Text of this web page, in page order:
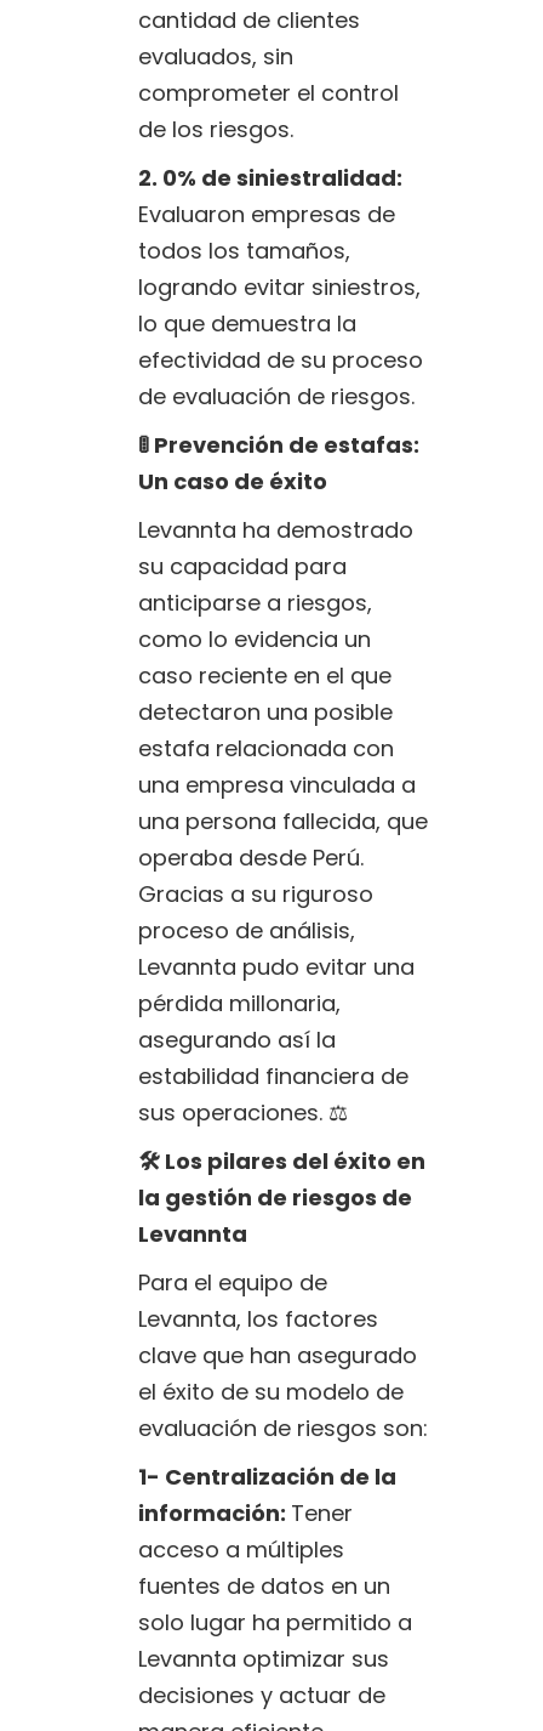
cantidad de clientes
evaluados, sin
comprometer el control
de los riesgos.
2. 0% de siniestralidad:
Evaluaron empresas de
todos los tamaños,
logrando evitar siniestros,
lo que demuestra la
efectividad de su proceso
de evaluación de riesgos.
🚦 Prevención de estafas:
Un caso de éxito
Levannta ha demostrado
su capacidad para
anticiparse a riesgos,
como lo evidencia un
caso reciente en el que
detectaron una posible
estafa relacionada con
una empresa vinculada a
una persona fallecida, que
operaba desde Perú.
Gracias a su riguroso
proceso de análisis,
Levannta pudo evitar una
pérdida millonaria,
asegurando así la
estabilidad financiera de
sus operaciones. ⚖️
🛠️ Los pilares del éxito en
la gestión de riesgos de
Levannta
Para el equipo de
Levannta, los factores
clave que han asegurado
el éxito de su modelo de
evaluación de riesgos son:
1- Centralización de la
información: Tener
acceso a múltiples
fuentes de datos en un
solo lugar ha permitido a
Levannta optimizar sus
decisiones y actuar de